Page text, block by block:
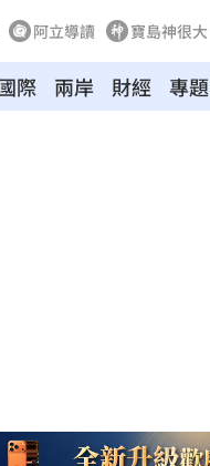
阿立導讀 寶島神很大
際 兩岸 財經 專題